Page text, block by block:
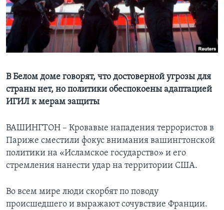
Learning English
СОЦИАЛЬНЫЕ СЕТИ
Языки
В Белом доме говорят, что достоверной угрозы для
страны нет, но политики обеспокоены адаптацией
ИГИЛ к мерам защиты
ВАШИНГТОН – Кровавые нападения террористов в
Париже сместили фокус внимания вашингтонской
политики на «Исламское государство» и его
стремления нанести удар на территории США.
Во всем мире люди скорбят по поводу
происшедшего и выражают сочувствие Франции.